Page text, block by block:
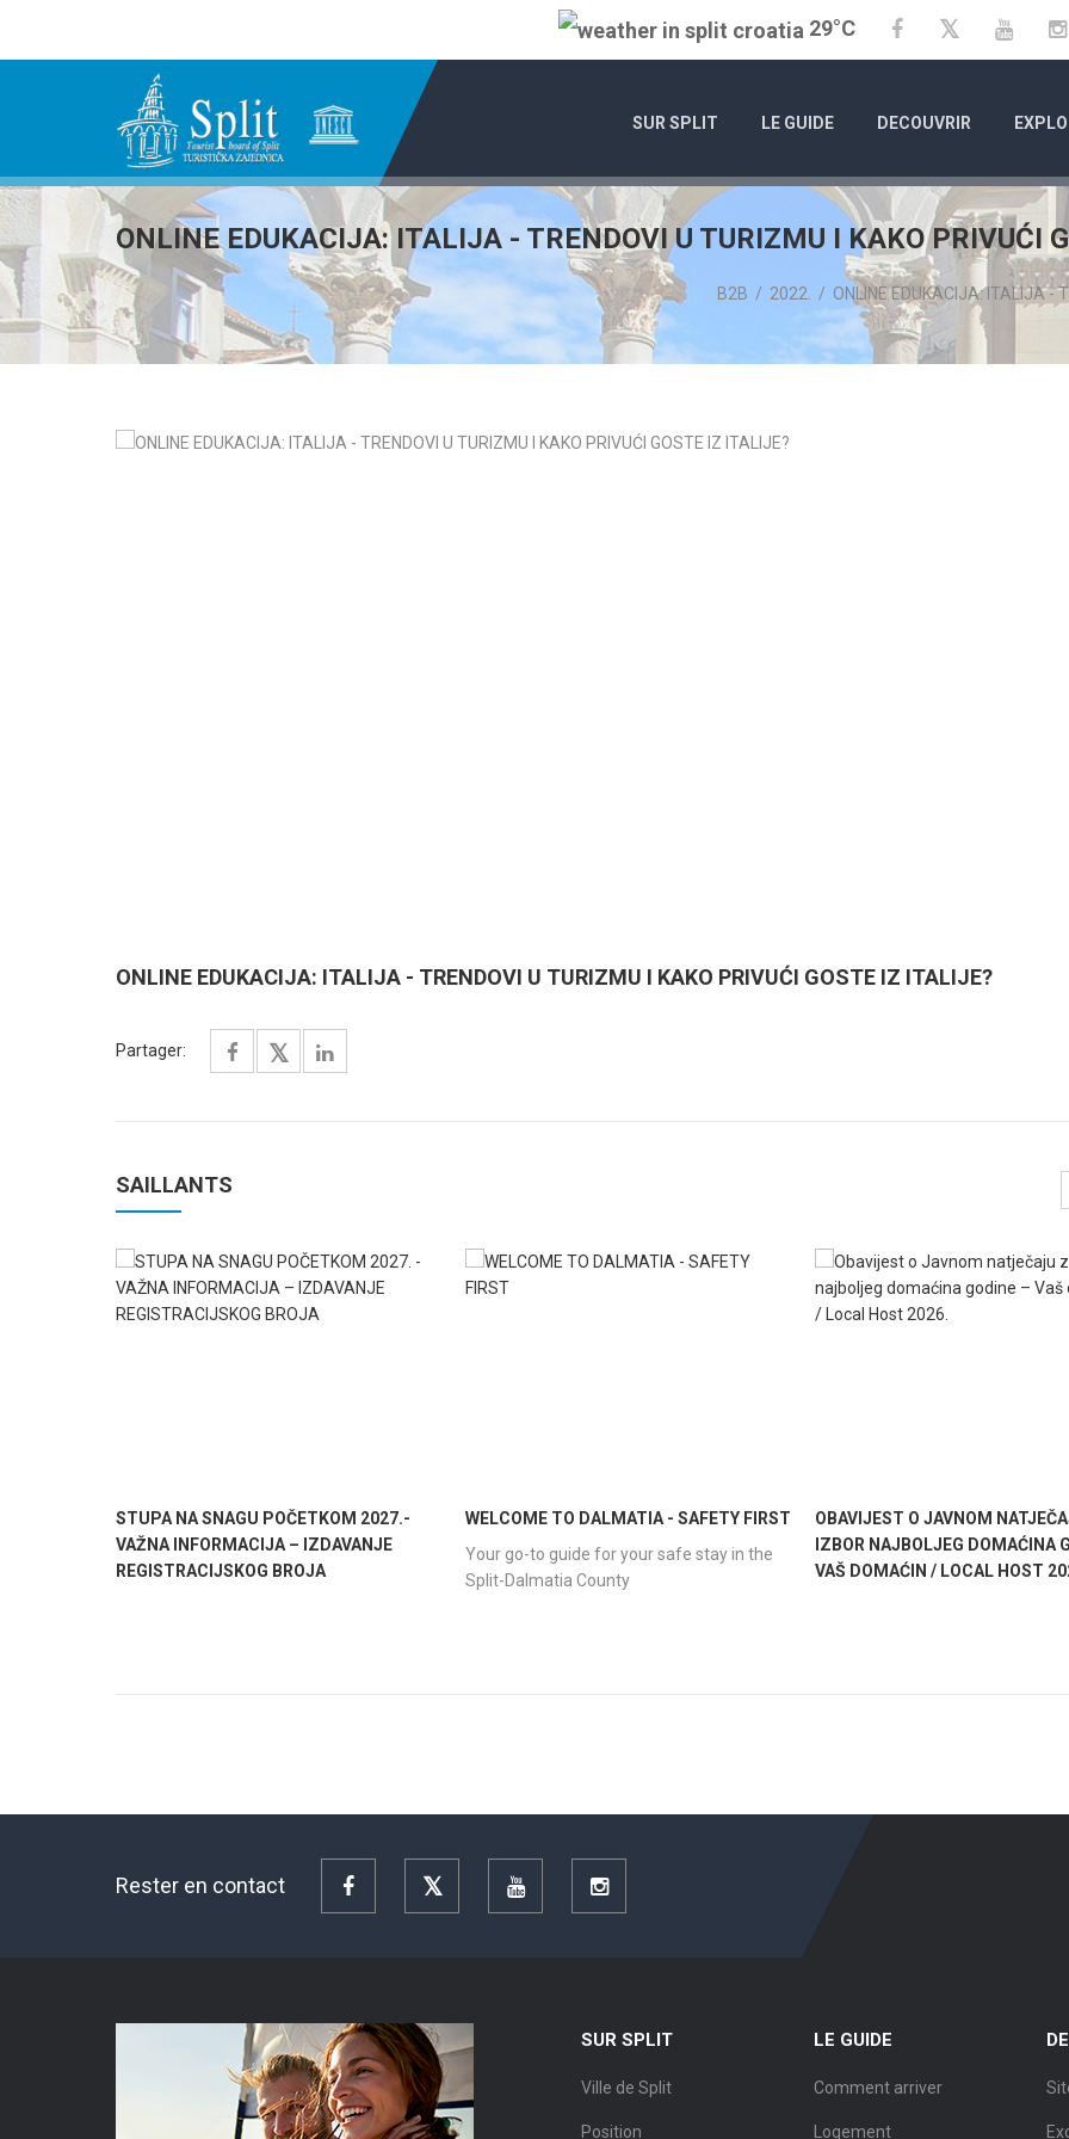
29°C FacebookTwitter
SUR SPLIT LE GUIDE DECOUVRIR
ONLINE EDUKACIJA: ITALIJA - TRENDOVI U TURIZMU I KAKO PRIVUĆI
B2B / 2022. / ONLINE EDUKACIJA: ITALIJA -
ONLINE EDUKACIJA: ITALIJA - TRENDOVI U TURIZMU I KAKO PRIVUĆI GOSTE IZ ITALIJE?
Partager:
SAILLANTS
STUPA NA SNAGU POČETKOM 2027.-
VAŽNA INFORMACIJA – IZDAVANJE
REGISTRACIJSKOG BROJA
WELCOME TO DALMATIA - SAFETY FIRST
Your go-to guide for your safe stay in the
Split-Dalmatia County
OBAVIJEST O JAVNOM
IZBOR NAJBOLJEG DOMAĆINA
VAŠ DOMAĆIN / LOCAL HOST
Rester en contact Facebook YouTube Instagram
SUR SPLIT
Ville de Split
Position
LE GUIDE
Comment arriver
Logement